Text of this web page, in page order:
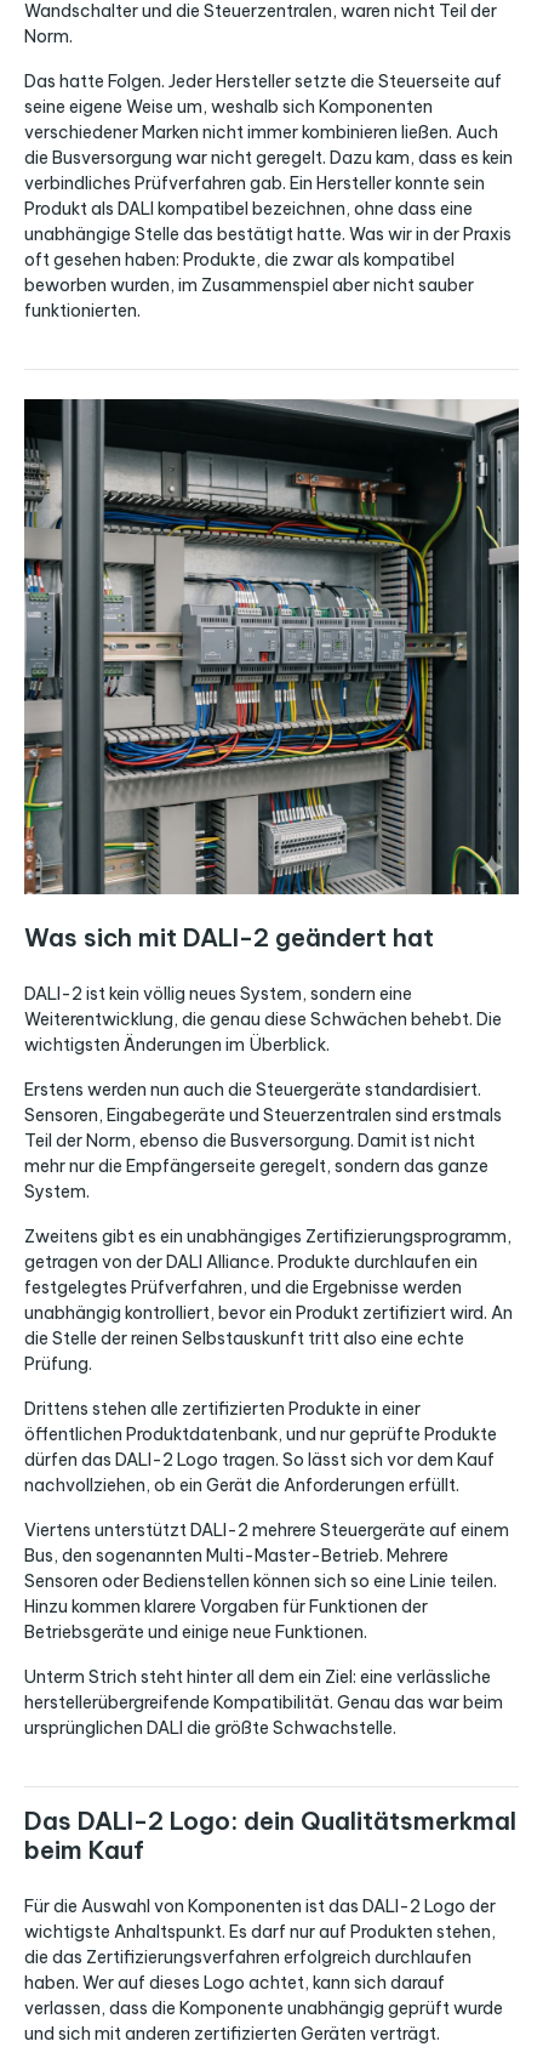
Wandschalter und die Steuerzentralen, waren nicht Teil der
Norm.
Das hatte Folgen. Jeder Hersteller setzte die Steuerseite auf
seine eigene Weise um, weshalb sich Komponenten
verschiedener Marken nicht immer kombinieren ließen. Auch
die Busversorgung war nicht geregelt. Dazu kam, dass es kein
verbindliches Prüfverfahren gab. Ein Hersteller konnte sein
Produkt als DALI kompatibel bezeichnen, ohne dass eine
unabhängige Stelle das bestätigt hatte. Was wir in der Praxis
oft gesehen haben: Produkte, die zwar als kompatibel
beworben wurden, im Zusammenspiel aber nicht sauber
funktionierten.
Was sich mit DALI-2 geändert hat
DALI-2 ist kein völlig neues System, sondern eine
Weiterentwicklung, die genau diese Schwächen behebt. Die
wichtigsten Änderungen im Überblick.
Erstens werden nun auch die Steuergeräte standardisiert.
Sensoren, Eingabegeräte und Steuerzentralen sind erstmals
Teil der Norm, ebenso die Busversorgung. Damit ist nicht
mehr nur die Empfängerseite geregelt, sondern das ganze
System.
Zweitens gibt es ein unabhängiges Zertifizierungsprogramm,
getragen von der DALI Alliance. Produkte durchlaufen ein
festgelegtes Prüfverfahren, und die Ergebnisse werden
unabhängig kontrolliert, bevor ein Produkt zertifiziert wird. An
die Stelle der reinen Selbstauskunft tritt also eine echte
Prüfung.
Drittens stehen alle zertifizierten Produkte in einer
öffentlichen Produktdatenbank, und nur geprüfte Produkte
dürfen das DALI-2 Logo tragen. So lässt sich vor dem Kauf
nachvollziehen, ob ein Gerät die Anforderungen erfüllt.
Viertens unterstützt DALI-2 mehrere Steuergeräte auf einem
Bus, den sogenannten Multi-Master-Betrieb. Mehrere
Sensoren oder Bedienstellen können sich so eine Linie teilen.
Hinzu kommen klarere Vorgaben für Funktionen der
Betriebsgeräte und einige neue Funktionen.
Unterm Strich steht hinter all dem ein Ziel: eine verlässliche
herstellerübergreifende Kompatibilität. Genau das war beim
ursprünglichen DALI die größte Schwachstelle.
Das DALI-2 Logo: dein Qualitätsmerkmal
beim Kauf
Für die Auswahl von Komponenten ist das DALI-2 Logo der
wichtigste Anhaltspunkt. Es darf nur auf Produkten stehen,
die das Zertifizierungsverfahren erfolgreich durchlaufen
haben. Wer auf dieses Logo achtet, kann sich darauf
verlassen, dass die Komponente unabhängig geprüft wurde
und sich mit anderen zertifizierten Geräten verträgt.